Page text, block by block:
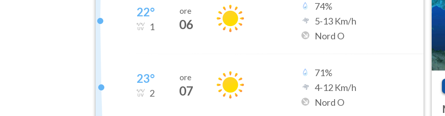
22°
1
ore
06
74%
5-13 Km/h
Nord O
23°
2
ore
07
71%
4-12 Km/h
Nord O